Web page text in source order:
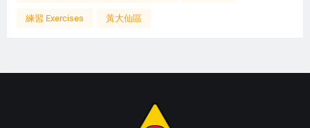
練習 Exercises 黃大仙區